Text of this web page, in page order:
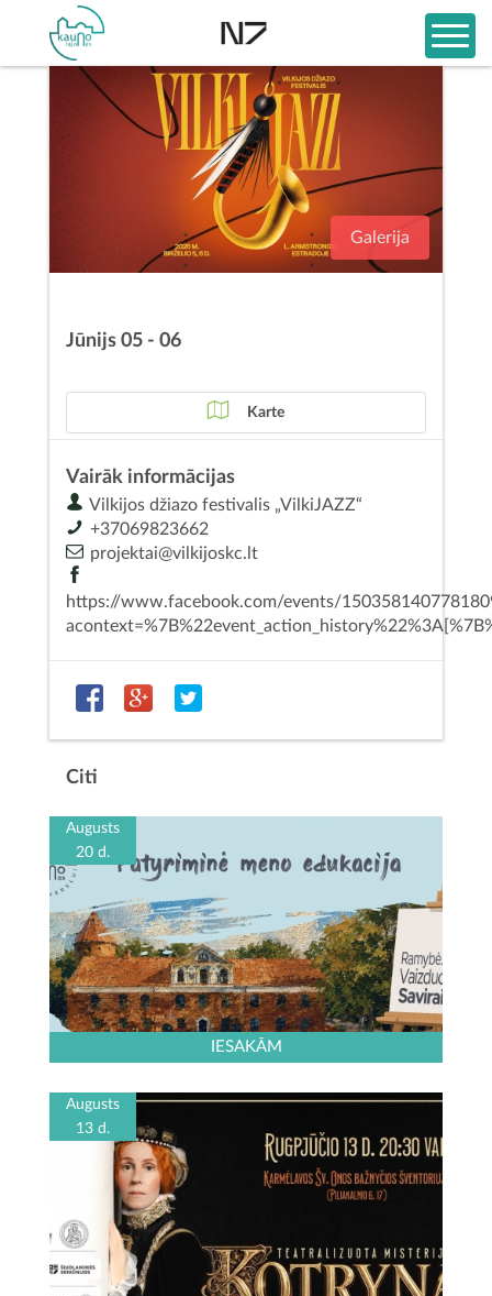
Galerija
Jūnijs 05 - 06
Karte
Vairāk informācijas
Vilkijos džiazo festivalis „VilkiJAZZ“
+37069823662
projektai@vilkijoskc.lt
https://www.facebook.com/events/
Citi
Augusts
20 d.
IESAKĀM
Augusts
13 d.